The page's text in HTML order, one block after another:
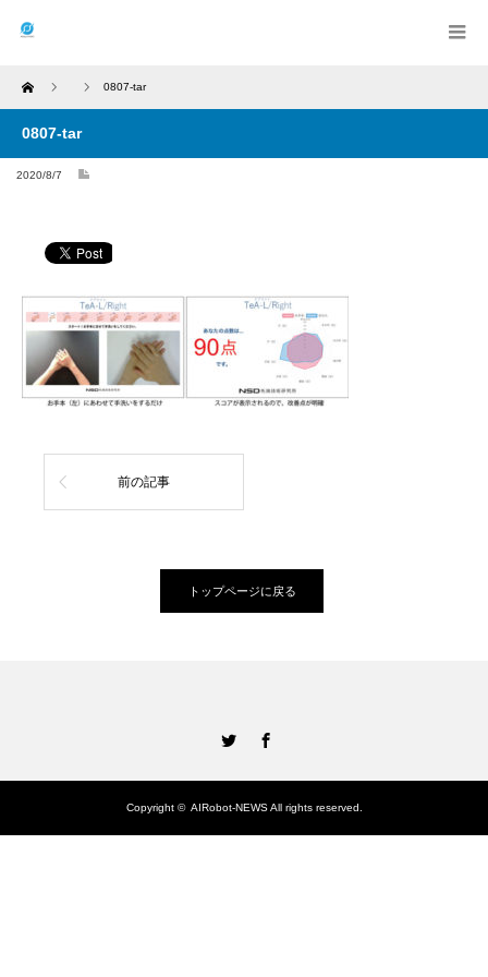
Home 0807-tar
0807-tar
2020/8/7
前の記事
トップページに戻る
Copyright © AIRobot-NEWSAll rights reserved.